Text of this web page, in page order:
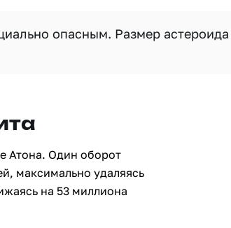
опасным. Размер астероида
Атона. Один оборот
максимально удаляясь
на 53 миллиона